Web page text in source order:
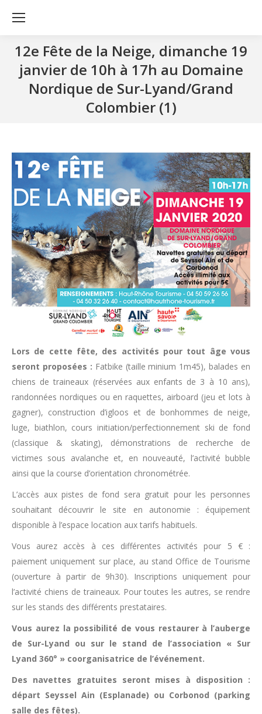
12e Fête de la Neige, dimanche 19
janvier de 10h à 17h au Domaine
Nordique de Sur-Lyand/Grand
Colombier (1)
Lors de cette fête, des activités pour tout âge vous
seront proposées : Fatbike (taille minium 1m45), balades en
chiens de traineaux (réservées aux enfants de 3 à 10 ans),
randonnées nordiques ou en raquettes, airboard (jeu et lots à
gagner), construction d’igloos et de bonhommes de neige,
luge, biathlon, cours initiation/perfectionnement ski de fond
(classique & skating), démonstrations de recherche de
victimes sous avalanche et, en nouveauté, l’activité bubble
ainsi que la course d’orientation chronométrée.
L’accès aux pistes de fond sera gratuit pour les personnes
souhaitant découvrir le site en autonomie : équipement
disponible à l’espace location aux tarifs habituels.
Vous aurez accès à ces différentes activités pour 5 € :
paiement uniquement sur place, au stand Office de Tourisme
(ouverture à partir de 9h30). Inscriptions uniquement pour
l’activité chiens de traineaux. Pour toutes les autres, se rendre
sur les stands des différents prestataires.
Vous aurez la possibilité de vous restaurer à l’auberge
de Sur-Lyand ou sur le stand de l’association « Sur
Lyand 360° » coorganisatrice de l’événement.
Des navettes gratuites seront mises à disposition :
départ Seyssel Ain (Esplanade) ou Corbonod (parking
salle des fêtes).